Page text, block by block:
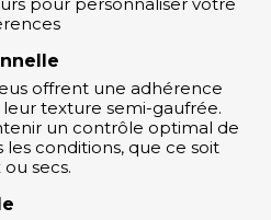
pour personnaliser votre
offrent une adhérence
texture semi-gaufrée.
un contrôle optimal de
conditions, que ce soit
secs.